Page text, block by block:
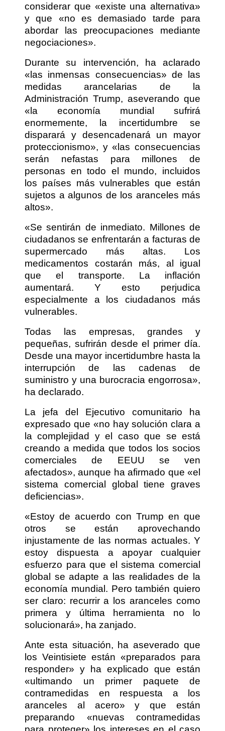
considerar que «existe una alternativa»
y que «no es demasiado tarde para
abordar las preocupaciones mediante
negociaciones».
Durante su intervención, ha aclarado
«las inmensas consecuencias» de las
medidas arancelarias de la
Administración Trump, aseverando que
«la economía mundial sufrirá
enormemente, la incertidumbre se
disparará y desencadenará un mayor
proteccionismo», y «las consecuencias
serán nefastas para millones de
personas en todo el mundo, incluidos
los países más vulnerables que están
sujetos a algunos de los aranceles más
altos».
«Se sentirán de inmediato. Millones de
ciudadanos se enfrentarán a facturas de
supermercado más altas. Los
medicamentos costarán más, al igual
que el transporte. La inflación
aumentará. Y esto perjudica
especialmente a los ciudadanos más
vulnerables.
Todas las empresas, grandes y
pequeñas, sufrirán desde el primer día.
Desde una mayor incertidumbre hasta la
interrupción de las cadenas de
suministro y una burocracia engorrosa»,
ha declarado.
La jefa del Ejecutivo comunitario ha
expresado que «no hay solución clara a
la complejidad y el caso que se está
creando a medida que todos los socios
comerciales de EEUU se ven
afectados», aunque ha afirmado que «el
sistema comercial global tiene graves
deficiencias».
«Estoy de acuerdo con Trump en que
otros se están aprovechando
injustamente de las normas actuales. Y
estoy dispuesta a apoyar cualquier
esfuerzo para que el sistema comercial
global se adapte a las realidades de la
economía mundial. Pero también quiero
ser claro: recurrir a los aranceles como
primera y última herramienta no lo
solucionará», ha zanjado.
Ante esta situación, ha aseverado que
los Veintisiete están «preparados para
responder» y ha explicado que están
«ultimando un primer paquete de
contramedidas en respuesta a los
aranceles al acero» y que están
preparando «nuevas contramedidas